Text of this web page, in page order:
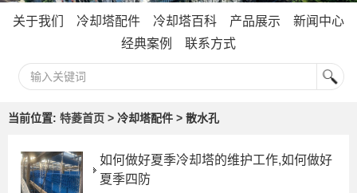
关于我们 冷却塔配件 冷却塔百科 产品展示
新闻中心
经典案例
联系方式
当前位置: 特菱首页 > 冷却塔配件 > 散水孔
如何做好夏季冷却塔的维护工作,如何做好
夏季四防